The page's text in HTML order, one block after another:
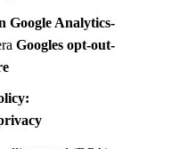
Google Analytics-
Googles opt-out-